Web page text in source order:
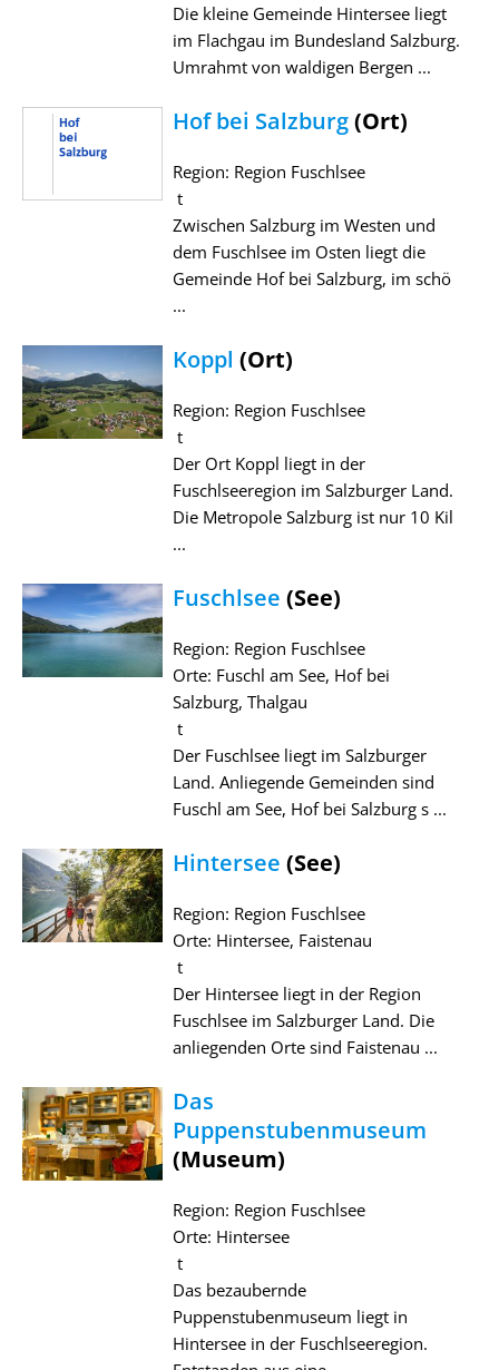
Die kleine Gemeinde Hintersee liegt
im Flachgau im Bundesland Salzburg.
Umrahmt von waldigen Bergen ...
Hof bei Salzburg(Ort)
Region: Region Fuschlsee
t
Zwischen Salzburg im Westen und
dem Fuschlsee im Osten liegt die
Gemeinde Hof bei Salzburg, im schö
...
Koppl (Ort)
Region: Region Fuschlsee
t
Der Ort Koppl liegt in der
Fuschlseeregion im Salzburger Land.
Die Metropole Salzburg ist nur 10 Kil
...
Fuschlsee (See)
Region: Region Fuschlsee
Orte: Fuschl am See, Hof bei
Salzburg, Thalgau
t
Der Fuschlsee liegt im Salzburger
Land. Anliegende Gemeinden sind
Fuschl am See, Hof bei Salzburg s ...
Hintersee (See)
Region: Region Fuschlsee
Orte: Hintersee, Faistenau
t
Der Hintersee liegt in der Region
Fuschlsee im Salzburger Land. Die
anliegenden Orte sind Faistenau ...
Das
Puppenstubenmuseum
(Museum)
Region: Region Fuschlsee
Orte: Hintersee
t
Das bezaubernde
Puppenstubenmuseum liegt in
Hintersee in der Fuschlseeregion.